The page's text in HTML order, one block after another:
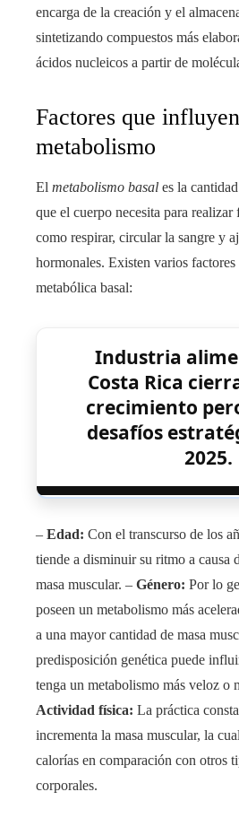
encarga de la creación y el
sintetizando compuestos más
ácidos nucleicos a partir de
Factores que
metabolismo
El metabolismo basal es la
que el cuerpo necesita para realizar
como respirar, circular la sangre y
hormonales. Existen varios
metabólica basal:
Industria
Costa Rica
crecimiento
desafíos
2025.
– Edad: Con el transcurso de los
tiende a disminuir su ritmo a causa
masa muscular. – Género: Por lo
poseen un metabolismo más
a una mayor cantidad de masa
predisposición genética puede
tenga un metabolismo más veloz o
Actividad física: La práctica
incrementa la masa muscular, la
calorías en comparación con otros
corporales.